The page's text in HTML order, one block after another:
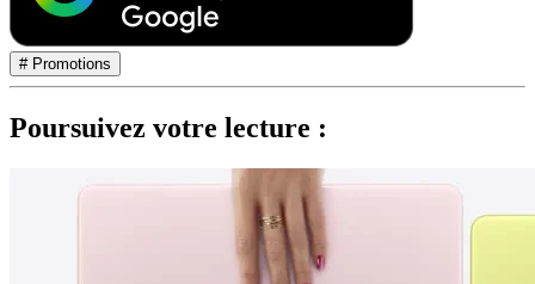
# Promotions
Poursuivez votre lecture :